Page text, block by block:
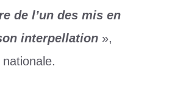
de l’un des mis en
interpellation »,